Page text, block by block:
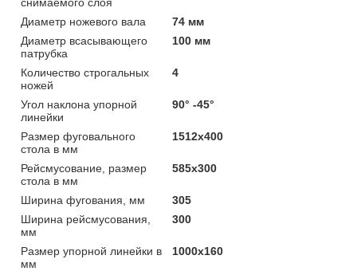
Диаметр ножевого вала
74 мм
Диаметр всасывающего
патрубка
100 мм
Количество строгальных
ножей
4
Угол наклона упорной
линейки
90° -45°
Размер фуговального
стола в мм
1512x400
Рейсмусование, размер
стола в мм
585x300
Ширина фугования, мм
305
Ширина рейсмусования,
мм
300
Размер упорной линейки в
мм
1000x160